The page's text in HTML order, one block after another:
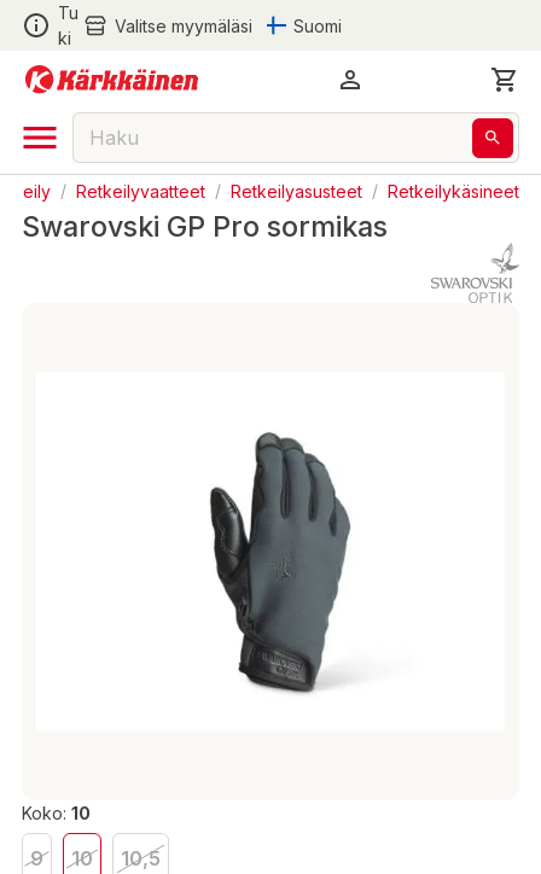
Tu
ki
Valitse myymäläsi Suomi
/ Retkeilyvaatteet / Retkeilyasusteet / Retkeilykäsineet
Swarovski GP Pro sormikas
Koko: 10
9 10 10,5